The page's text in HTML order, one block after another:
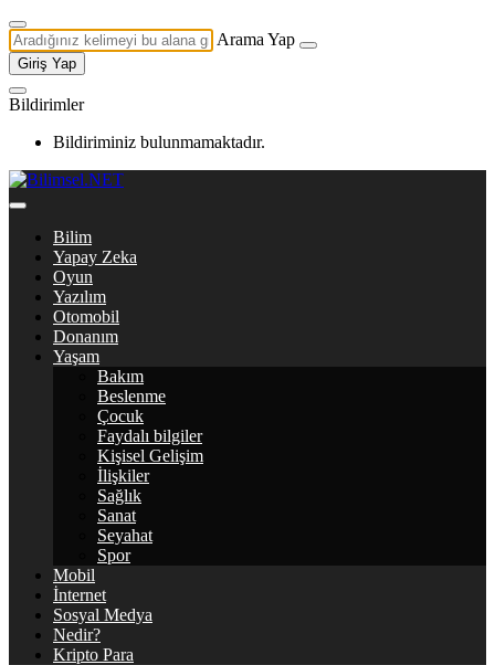
Arama Yap
Giriş Yap
Bildirimler
Bildiriminiz bulunmamaktadır.
Bilim
Yapay Zeka
Oyun
Yazılım
Otomobil
Donanım
Yaşam
Bakım
Beslenme
Çocuk
Faydalı bilgiler
Kişisel Gelişim
İlişkiler
Sağlık
Sanat
Seyahat
Spor
Mobil
İnternet
Sosyal Medya
Nedir?
Kripto Para